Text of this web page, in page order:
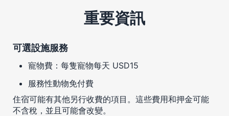
重要資訊
可選設施服務
寵物費：每隻寵物每天 USD15
服務性動物免付費
住宿可能有其他另行收費的項目。這些費用和押金可能
不含稅，並且可能會改變。